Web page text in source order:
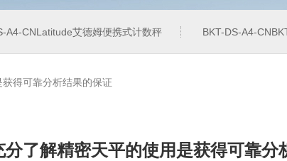
A4-CNLatitude艾德姆便携式计数秤 BKT-DS-A4-CNBKT 台秤
得可靠分析结果的保证
分了解精密天平的使用是获得可靠分